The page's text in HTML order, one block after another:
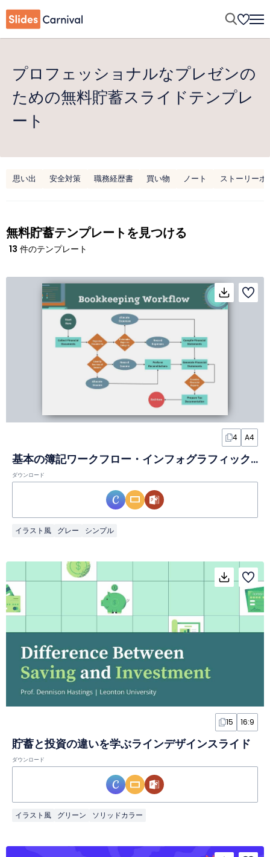
プロフェッショナルなプレゼンの
ための無料貯蓄スライドテンプレ
ート
思い出 安全対策 職務経歴書 買い物 ノート ストーリーボ
無料貯蓄テンプレートを見つける
13 件のテンプレート
4 A4
基本の簿記ワークフロー・インフォグラフィックスライド
ダウンロード
イラスト風 グレー シンプル
15 16:9
貯蓄と投資の違いを学ぶラインデザインスライド
ダウンロード
イラスト風 グリーン ソリッドカラー